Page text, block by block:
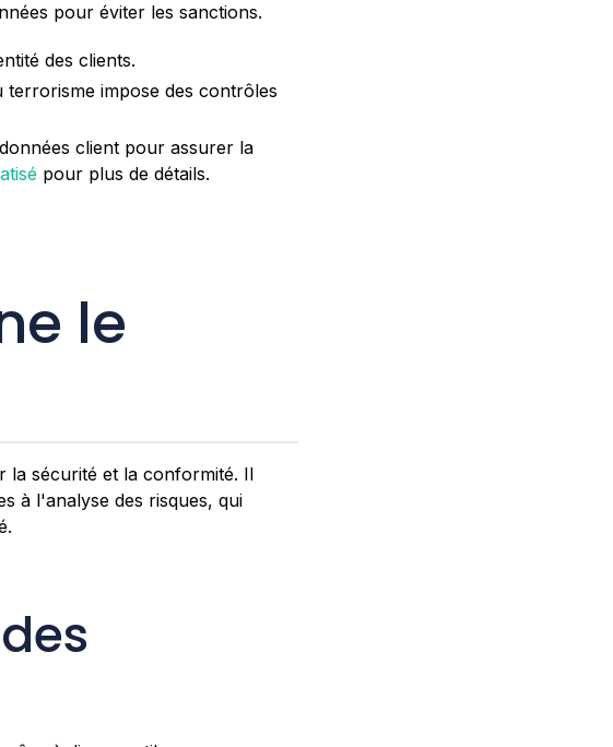
pour éviter les sanctions.
des clients.
impose des contrôles
client pour assurer la
pour plus de détails.
le
la sécurité et la conformité. Il
à l'analyse des risques, qui